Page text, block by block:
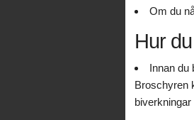
Om du
Hur
Innan du
Broschyren